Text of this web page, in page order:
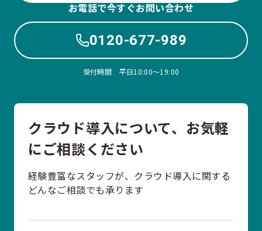
お電話で今すぐお問い合わせ
0120-677-989
受付時間 平日10:00〜19:00
クラウド導入について、お気軽
にご相談ください
経験豊富なスタッフが、クラウド導入に関する
どんなご相談でも承ります